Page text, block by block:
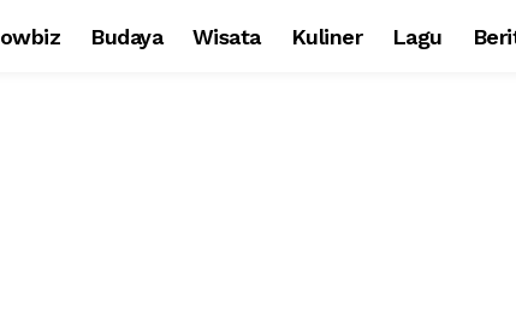
Budaya Wisata Kuliner Lagu